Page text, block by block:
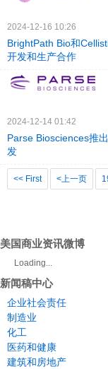
2024-12-16 10:26
BrightPath Bio和
开发和生产合作
2024-12-14 01:42
Parse Biosciences推
发
<< First <上一页
美国商业资讯微博
Loading...
新闻稿中心
企业社会责任
制造业
化工
医药和健康
建筑和房地产